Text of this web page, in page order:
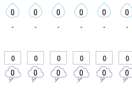
0 0 0 0 0 0
- - - - - -
0 0 0 0 0 0
0 0 0 0 0 0